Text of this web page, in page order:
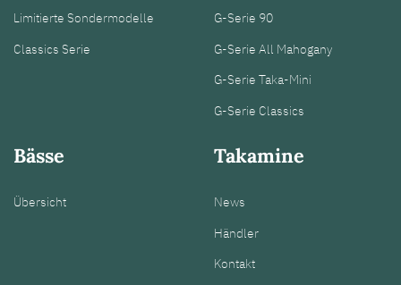
Limitierte Sondermodelle
Classics Serie
G-Serie 90
G-Serie All Mahogany
G-Serie Taka-Mini
G-Serie Classics
Bässe
Übersicht
Takamine
News
Händler
Kontakt